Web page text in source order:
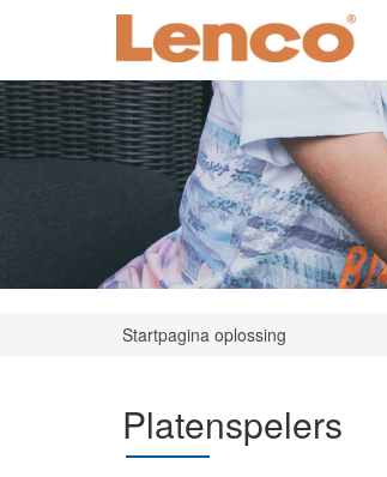
Startpagina oplossing
Platenspelers